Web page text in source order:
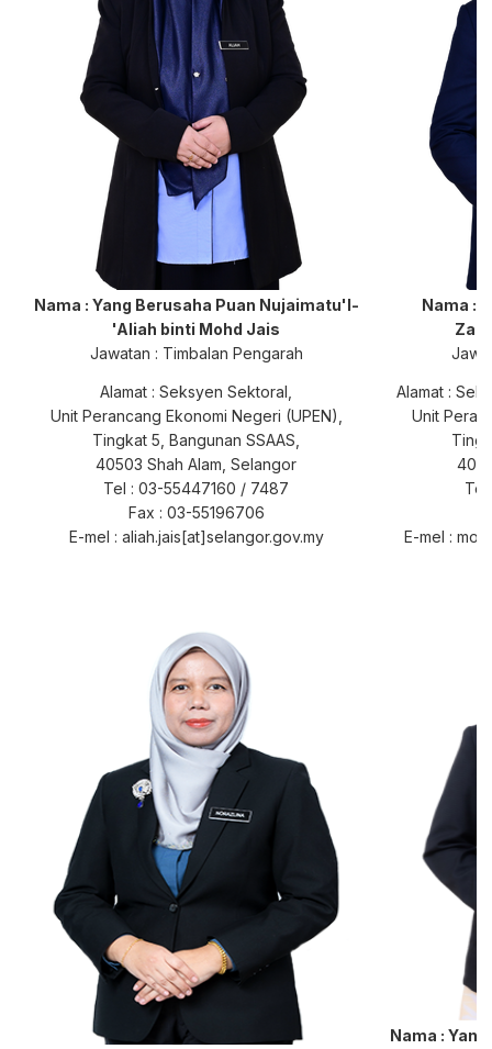
Nama : Yang Berusaha Puan Nujaimatu'l-
'Aliah binti Mohd Jais
Jawatan : Timbalan Pengarah
Alamat : Seksyen Sektoral,
Unit Perancang Ekonomi Negeri (UPEN),
Tingkat 5, Bangunan SSAAS,
40503 Shah Alam, Selangor
Tel : 03-55447160 / 7487
Fax : 03-55196706
E-mel : aliah.jais[at]selangor.gov.my
Nama :
Alamat :
Unit
Tel
E-mel :
Nama :